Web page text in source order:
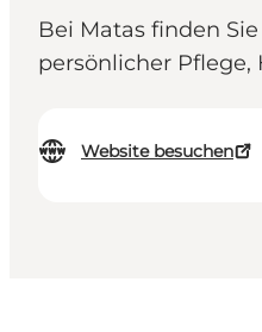
Bei Matas finden
persönlicher
Website besuchen